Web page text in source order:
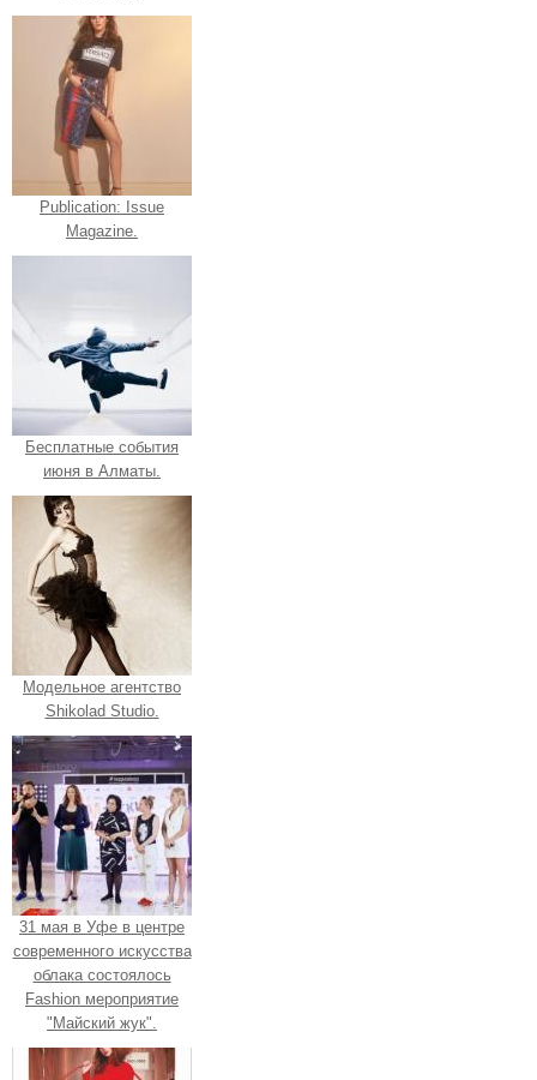
Publication: Issue
Magazine.
Бесплатные события
июня в Алматы.
Модельное агентство
Shikolad Studio.
31 мая в Уфе в центре
современного искусства
облака состоялось
Fashion мероприятие
"Майский жук".